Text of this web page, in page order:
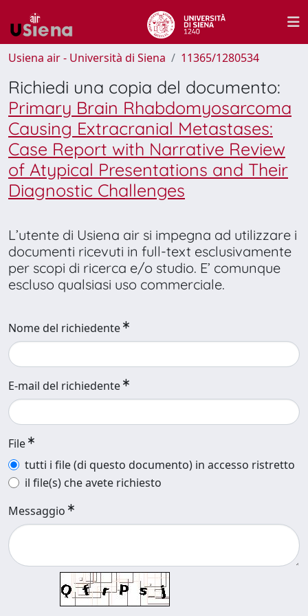
Usiena air - Università di Siena 11365/1280534
Richiedi una copia del documento:
Primary Brain Rhabdomyosarcoma
Causing Extracranial Metastases:
Case Report with Narrative Review
of Atypical Presentations and Their
Diagnostic Challenges
L’utente di Usiena air si impegna ad utilizzare i
documenti ricevuti in full-text esclusivamente
per scopi di ricerca e/o studio. E’ comunque
escluso qualsiasi uso commerciale.
Nome del richiedente
E-mail del richiedente
File
tutti i file (di questo documento) in accesso ristretto
il file(s) che avete richiesto
Messaggio